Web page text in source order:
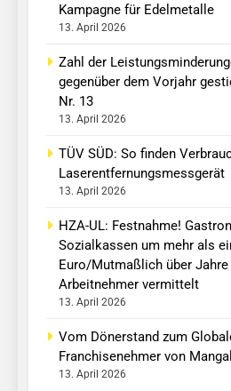
Kampagne für Edelmetalle
13. April 2026
Zahl der
gegenüber dem Vorjahr
Nr. 13
13. April 2026
TÜV SÜD: So finden
Laserentfernungsmessgerät
13. April 2026
HZA-UL: Festnahme!
Sozialkassen um mehr als
Euro/Mutmaßlich über
Arbeitnehmer vermittelt
13. April 2026
Vom Dönerstand zum
Franchisenehmer von
13. April 2026